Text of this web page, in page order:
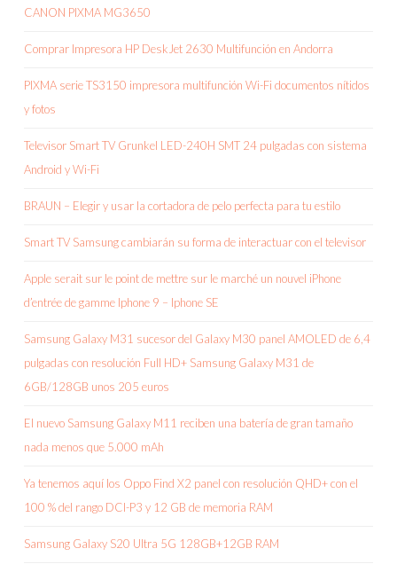
CANON PIXMA MG3650
Comprar Impresora HP DeskJet 2630 Multifunción en Andorra
PIXMA serie TS3150 impresora multifunción Wi-Fi documentos nítidos
y fotos
Televisor Smart TV Grunkel LED-240H SMT 24 pulgadas con sistema
Android y Wi-Fi
BRAUN – Elegir y usar la cortadora de pelo perfecta para tu estilo
Smart TV Samsung cambiarán su forma de interactuar con el televisor
Apple serait sur le point de mettre sur le marché un nouvel iPhone
d’entrée de gamme Iphone 9 – Iphone SE
Samsung Galaxy M31 sucesor del Galaxy M30 panel AMOLED de 6,4
pulgadas con resolución Full HD+ Samsung Galaxy M31 de
6GB/128GB unos 205 euros
El nuevo Samsung Galaxy M11 reciben una batería de gran tamaño
nada menos que 5.000 mAh
Ya tenemos aquí los Oppo Find X2 panel con resolución QHD+ con el
100 % del rango DCI-P3 y 12 GB de memoria RAM
Samsung Galaxy S20 Ultra 5G 128GB+12GB RAM